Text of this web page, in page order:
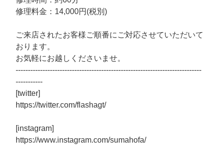
修理料金：14,000円(税別)
ご来店されたお客様ご順番にご対応させていただいて
おります。
お気軽にお越しくださいませ。
----------------------------------------------------------------------------
-----------
[twitter]
https://twitter.com/flashagt/
[instagram]
https://www.instagram.com/sumahofa/